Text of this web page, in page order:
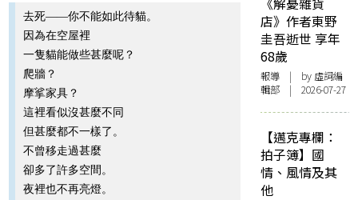
去死――你不能如此待貓。
因為在空屋裡
一隻貓能做些甚麼呢？
爬牆？
摩挲家具？
這裡看似沒甚麼不同
但甚麼都不一樣了。
不曾移走過甚麼
卻多了許多空間。
夜裡也不再亮燈。
《解憂雜貨
店》作者東野
圭吾逝世 享年
68歲
報導 | by 虛詞編
輯部 | 2026-07-27
【邁克專欄：
拍子簿】國
情、風情及其
他